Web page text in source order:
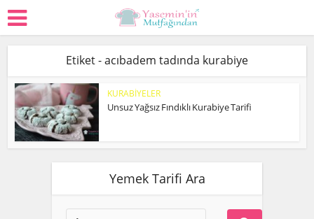
Etiket - acıbadem tadında kurabiye
KURABİYELER
Unsuz Yağsız Fındıklı Kurabiye Tarifi
Yemek Tarifi Ara